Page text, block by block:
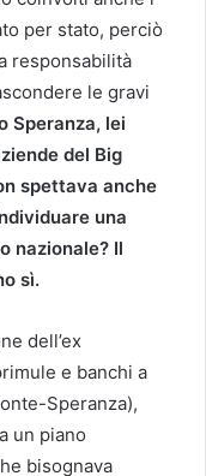
per stato, perciò
responsabilità
le gravi
Speranza, lei
del Big
spettava anche
una
nazionale? Il
sì.
dell’ex
e banchi a
Speranza),
un piano
bisognava